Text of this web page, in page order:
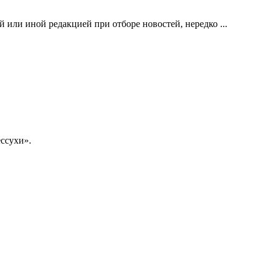
иной редакцией при отборе новостей, нередко ...